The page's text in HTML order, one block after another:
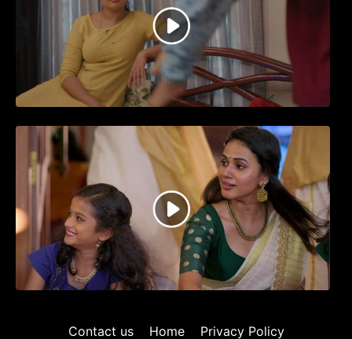
ജനപ്രിയ നടൻ ദിലീപ് നയകമായി
എത്തുന്ന പവി കെയർ ടേക്കർ.. വീഡിയോ
സോംഗ്…
Contact us Home Privacy Policy